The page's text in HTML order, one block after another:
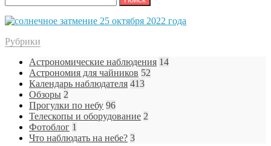
Рубрики
Астрономические наблюдения 14
Астрономия для чайников 52
Календарь наблюдателя 413
Обзоры 2
Прогулки по небу 96
Телескопы и оборудование 2
Фотоблог 1
Что наблюдать на небе? 3